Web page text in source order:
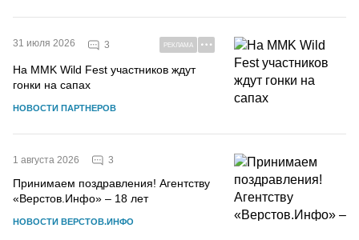
31 июля 2026 3 РЕКЛАМА
На MMK Wild Fest участников ждут
гонки на сапах
НОВОСТИ ПАРТНЕРОВ
1 августа 2026 3
Принимаем поздравления! Агентству
«Верстов.Инфо» – 18 лет
НОВОСТИ ВЕРСТОВ.ИНФО